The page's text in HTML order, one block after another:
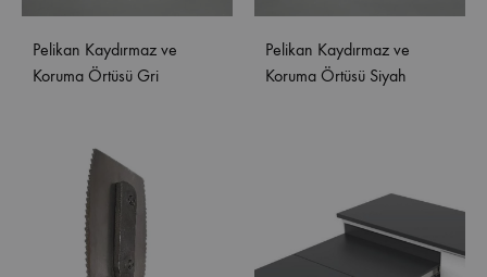
Pelikan Kaydırmaz ve
Koruma Örtüsü Gri
Pelikan Kaydırmaz ve
Koruma Örtüsü Siyah